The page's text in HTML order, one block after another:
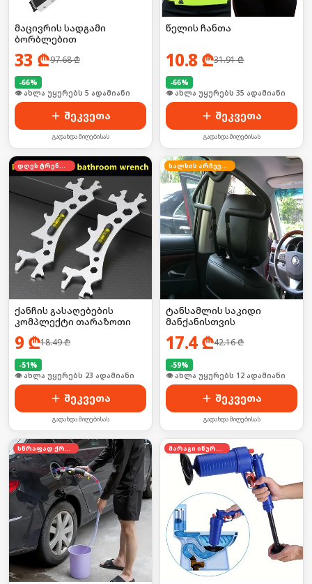
მაცივრის სადგამი
ბორბლებით
33 ₾97.68₾
-66%
🛒 ბოლო 24სთ-ში იყიდა 4-მა
შეკვეთა
გადახდა მიღებისას
წელის ჩანთა
10.8 ₾31.91₾
-66%
🛒 ბოლო 24სთ-ში იყიდა 46-მა
შეკვეთა
გადახდა მიღებისას
დღეს ტრენდში
ქანჩის გასაღებების
კომპლექტი თარაზოთი
9 ₾18.49₾
-51%
🛒 ბოლო 24სთ-ში იყიდა 30-მა
შეკვეთა
გადახდა მიღებისას
ხალხის არჩევანი
ტანსამლის საკიდი
მანქანისთვის
17.4₾42.16₾
-59%
🛒 ბოლო 24სთ-ში იყიდა 18-მა
შეკვეთა
გადახდა მიღებისას
სწრაფად ქრება მარაგი იწურება